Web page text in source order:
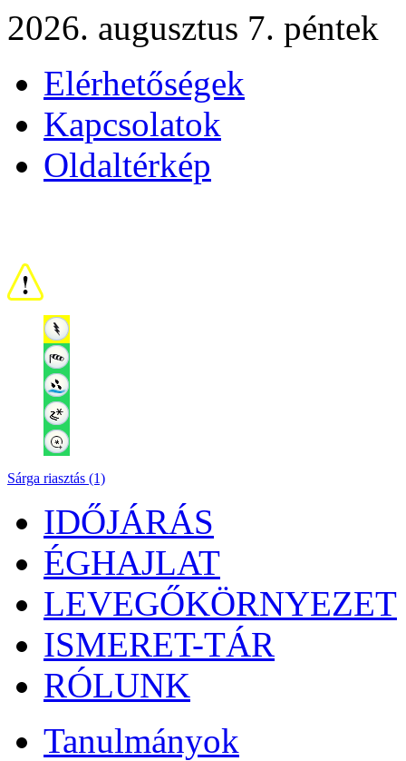
2026. augusztus 7. péntek
Elérhetőségek
Kapcsolatok
Oldaltérkép
Sárga riasztás (1)
IDŐJÁRÁS
ÉGHAJLAT
LEVEGŐKÖRNYEZET
ISMERET-TÁR
RÓLUNK
Tanulmányok